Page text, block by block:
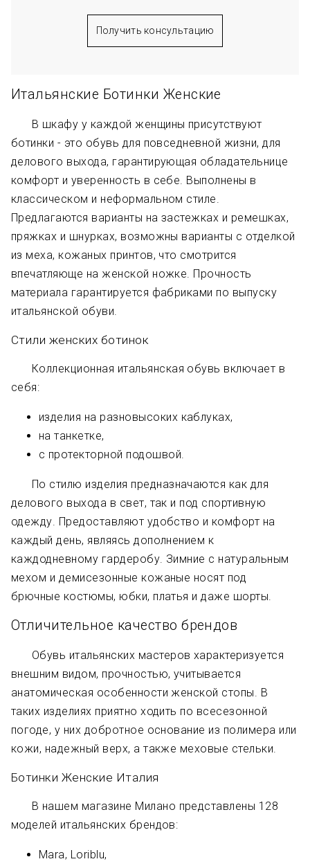
Получить консультацию
Итальянские Ботинки Женские
В шкафу у каждой женщины присутствуют
ботинки - это обувь для повседневной жизни, для
делового выхода, гарантирующая обладательнице
комфорт и уверенность в себе. Выполнены в
классическом и неформальном стиле.
Предлагаются варианты на застежках и ремешках,
пряжках и шнурках, возможны варианты с отделкой
из меха, кожаных принтов, что смотрится
впечатляюще на женской ножке. Прочность
материала гарантируется фабриками по выпуску
итальянской обуви.
Стили женских ботинок
Коллекционная итальянская обувь включает в
себя:
изделия на разновысоких каблуках,
на танкетке,
с протекторной подошвой.
По стилю изделия предназначаются как для
делового выхода в свет, так и под спортивную
одежду. Предоставляют удобство и комфорт на
каждый день, являясь дополнением к
каждодневному гардеробу. Зимние с натуральным
мехом и демисезонные кожаные носят под
брючные костюмы, юбки, платья и даже шорты.
Отличительное качество брендов
Обувь итальянских мастеров характеризуется
внешним видом, прочностью, учитывается
анатомическая особенности женской стопы. В
таких изделиях приятно ходить по всесезонной
погоде, у них добротное основание из полимера или
кожи, надежный верх, а также меховые стельки.
Ботинки Женские Италия
В нашем магазине Милано представлены 128
моделей итальянских брендов:
Mara, Loriblu,